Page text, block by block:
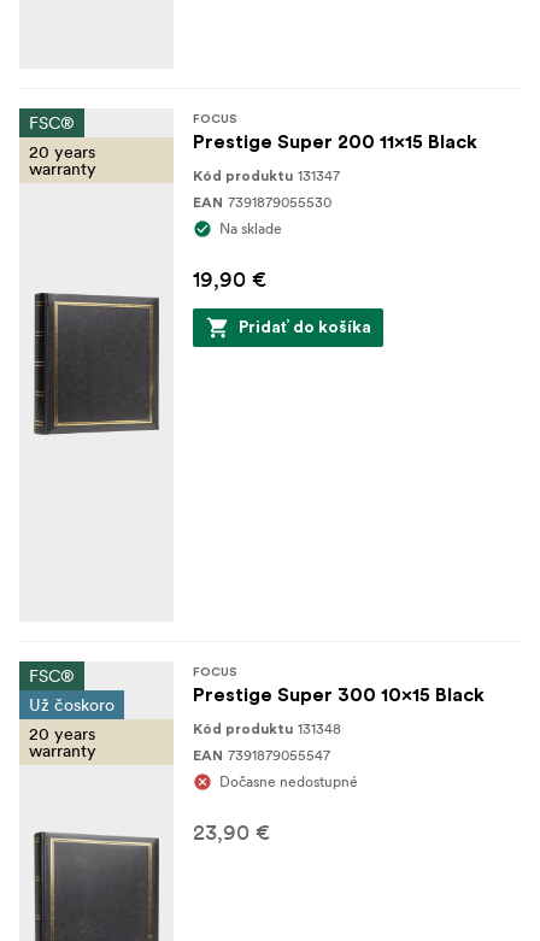
FSC®
20 years
warranty
FOCUS
Prestige Super 200 11x15 Black
Kód produktu 131347
EAN 7391879055530
Na sklade
19,90 €
Pridať do košíka
FSC®
Už čoskoro
20 years
warranty
FOCUS
Prestige Super 300 10x15 Black
Kód produktu 131348
EAN 7391879055547
Dočasne nedostupné
23,90 €